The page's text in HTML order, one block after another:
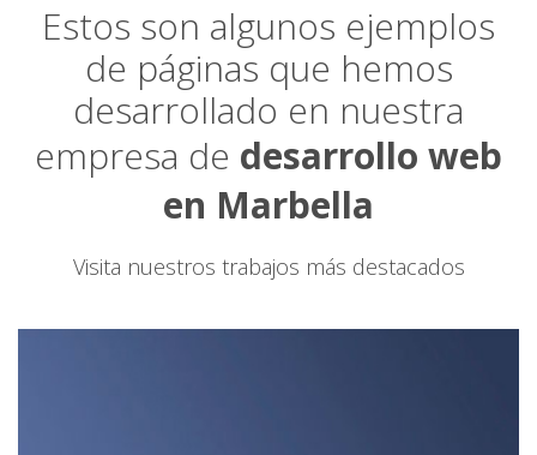
Estos son algunos ejemplos
de páginas que hemos
desarrollado en nuestra
empresa de desarrollo web
en Marbella
Visita nuestros trabajos más destacados